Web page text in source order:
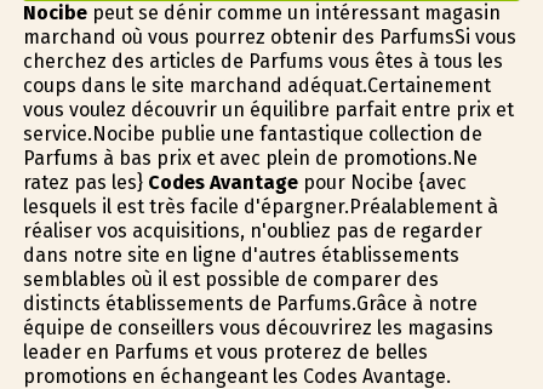
Nocibepeut se définir comme un intéressant magasin
marchand où vous pourrez obtenir des ParfumsSi vous
cherchez des articles de Parfums vous êtes à tous les
coups dans le site marchand adéquat.Certainement
vous voulez découvrir un équilibre parfait entre prix et
service.Nocibe publie une fantastique collection de
Parfums à bas prix et avec plein de promotions.Ne
ratez pas les} Codes Avantagepour Nocibe {avec
lesquels il est très facile d'épargner.Préalablement à
réaliser vos acquisitions, n'oubliez pas de regarder
dans notre site en ligne d'autres établissements
semblables où il est possible de comparer des
distincts établissements de Parfums.Grâce à notre
équipe de conseillers vous découvrirez les magasins
leader en Parfums et vous profiterez de belles
promotions en échangeant les Codes Avantage.